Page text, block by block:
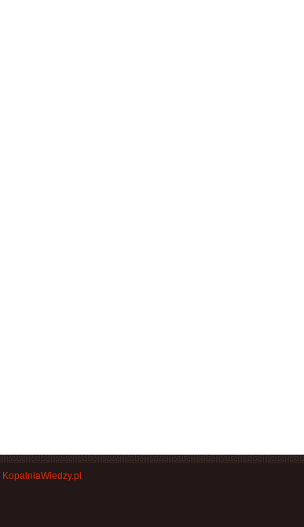
KopalniaWiedzy.pl